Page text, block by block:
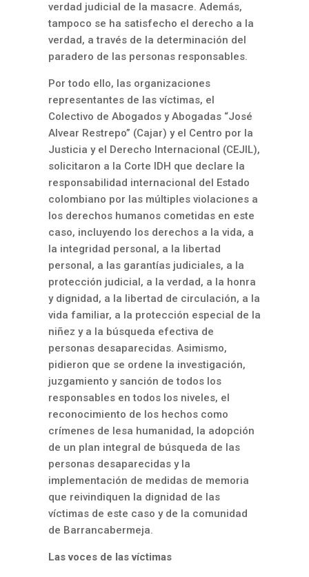
verdad judicial de la masacre. Además,
tampoco se ha satisfecho el derecho a la
verdad, a través de la determinación del
paradero de las personas responsables.
Por todo ello, las organizaciones
representantes de las víctimas, el
Colectivo de Abogados y Abogadas “José
Alvear Restrepo” (Cajar) y el Centro por la
Justicia y el Derecho Internacional (CEJIL),
solicitaron a la Corte IDH que declare la
responsabilidad internacional del Estado
colombiano por las múltiples violaciones a
los derechos humanos cometidas en este
caso, incluyendo los derechos a la vida, a
la integridad personal, a la libertad
personal, a las garantías judiciales, a la
protección judicial, a la verdad, a la honra
y dignidad, a la libertad de circulación, a la
vida familiar, a la protección especial de la
niñez y a la búsqueda efectiva de
personas desaparecidas. Asimismo,
pidieron que se ordene la investigación,
juzgamiento y sanción de todos los
responsables en todos los niveles, el
reconocimiento de los hechos como
crímenes de lesa humanidad, la adopción
de un plan integral de búsqueda de las
personas desaparecidas y la
implementación de medidas de memoria
que reivindiquen la dignidad de las
víctimas de este caso y de la comunidad
de Barrancabermeja.
Las voces de las víctimas